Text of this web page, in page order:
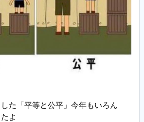
た「平等と公平」今年もいろん
よ